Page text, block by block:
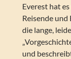
Everest hat
Reisende und
die lange,
und